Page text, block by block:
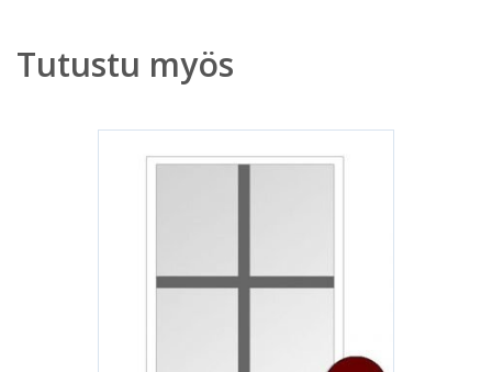
Tutustu myös